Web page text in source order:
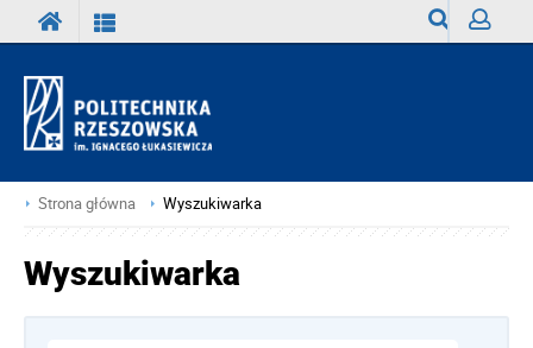
Strona główna Wyszukiwarka
Wyszukiwarka